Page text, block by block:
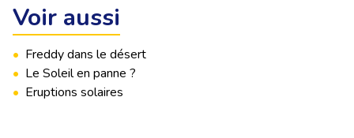
Voir aussi
• Freddy dans le désert
• Le Soleil en panne ?
• Eruptions solaires